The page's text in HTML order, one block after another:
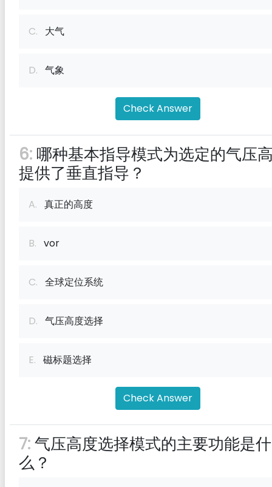
C. 大气
D. 气象
Check Answer
6: 哪种基本指导模式为选定的气压
提供了垂直指导？
A. 真正的高度
B. vor
C. 全球定位系统
D. 气压高度选择
E. 磁标题选择
Check Answer
7:气压高度选择模式的主要功能是什
么？